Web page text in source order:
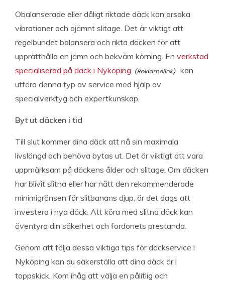
Obalanserade eller dåligt riktade däck kan orsaka
vibrationer och ojämnt slitage. Det är viktigt att
regelbundet balansera och rikta däcken för att
upprätthålla en jämn och bekväm körning. En verkstad
specialiserad på däck i Nyköping
kan
utföra denna typ av service med hjälp av
specialverktyg och expertkunskap.
Byt ut däcken i tid
Till slut kommer dina däck att nå sin maximala
livslängd och behöva bytas ut. Det är viktigt att vara
uppmärksam på däckens ålder och slitage. Om däcken
har blivit slitna eller har nått den rekommenderade
minimigränsen för slitbanans djup, är det dags att
investera i nya däck. Att köra med slitna däck kan
äventyra din säkerhet och fordonets prestanda.
Genom att följa dessa viktiga tips för däckservice i
Nyköping kan du säkerställa att dina däck är i
toppskick. Kom ihåg att välja en pålitlig och